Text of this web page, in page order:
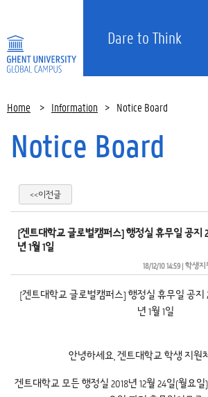
Dare to Think
Home > Information > Notice Board
Notice Board
<<이전글
[겐트대학교 글로벌캠퍼스] 행정실 휴무일 공지
년 1월 1일
18/12/10 14:59| 학생지
[겐트대학교 글로벌캠퍼스] 행정실 휴무일 공지
년 1월 1일
안녕하세요, 겐트대학교 학생 지원
겐트대학교 모든 행정실 2018년 12월 24일(월요일